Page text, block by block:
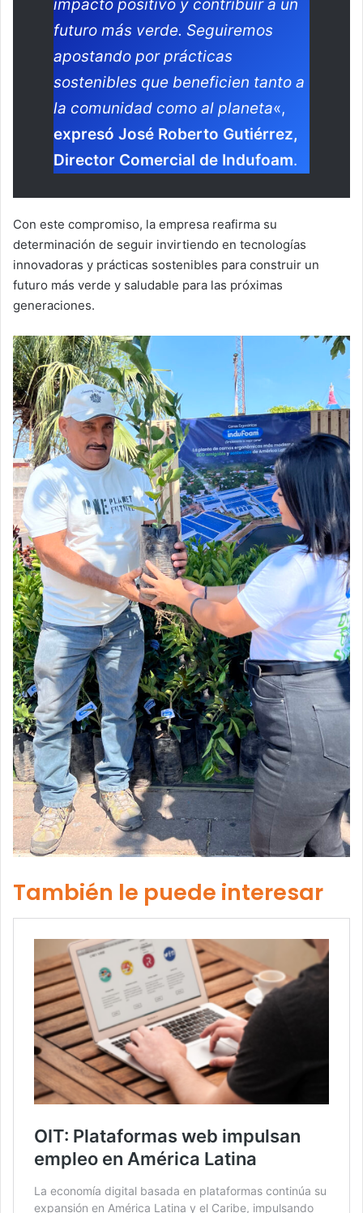
impacto positivo y contribuir a un
futuro más verde. Seguiremos
apostando por prácticas
sostenibles que beneficien tanto a
la comunidad como al planeta«,
expresó José Roberto Gutiérrez,
Director Comercial de Indufoam.
Con este compromiso, la empresa reafirma su
determinación de seguir invirtiendo en tecnologías
innovadoras y prácticas sostenibles para construir un
futuro más verde y saludable para las próximas
generaciones.
También le puede interesar